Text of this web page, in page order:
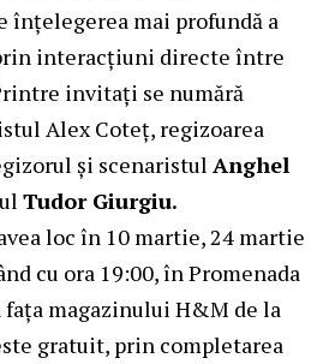
înțelegerea mai profundă a
interacțiuni directe între
invitați se numără
Alex Coteț, regizoarea
și scenaristul Anghel
Tudor Giurgiu.
loc în 10 martie, 24 martie
cu ora 19:00, în Promenada
magazinului H&M de la
gratuit, prin completarea